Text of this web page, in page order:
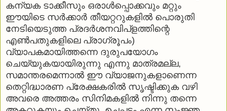
കന്യക ടാക്കീസും ഒരാള്‍പ്പൊക്കവും മറ്റും
ഈയിടെ സര്‍ക്കാര്‍ തീയറ്ററുകളില്‍ പൊരുതി
നേടിയെടുത്ത പ്രദര്‍ശനവിപ്‌ളത്തിന്റെ
എണ്‍പതുകളിലെ പ്രാഗ്രൂപം)
വ്യാപകമായിത്തന്നെ ദുരുപയോഗം
ചെയ്യുകയായിരുന്നു എന്നു മാത്രമല്ല,
സമാന്തരമെന്നാല്‍ ഈ വ്യാജനുകളാണെന്ന
തെറ്റിദ്ധാരണ പ്രേക്ഷകരില്‍ സൃഷ്ടിക്കുക വഴി
അവരെ അത്തരം സിനിമകളില്‍ നിന്നു തന്നെ